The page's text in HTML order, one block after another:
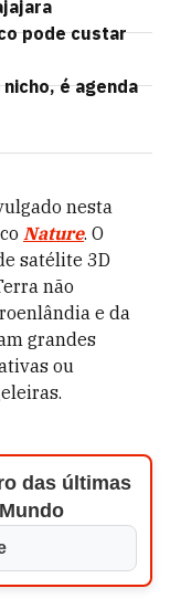
pode custar
nicho, é agenda
nesta
Nature. O
satélite 3D
não
e da
grandes
ou
das últimas